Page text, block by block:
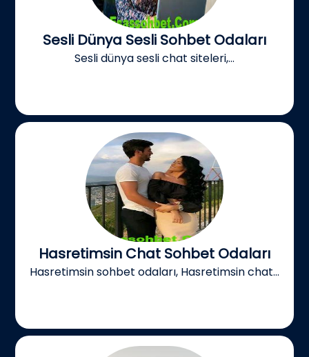
Sesli Dünya Sesli Sohbet Odaları
Sesli dünya sesli chat siteleri,...
Hasretimsin Chat Sohbet Odaları
Hasretimsin sohbet odaları, Hasretimsin chat...